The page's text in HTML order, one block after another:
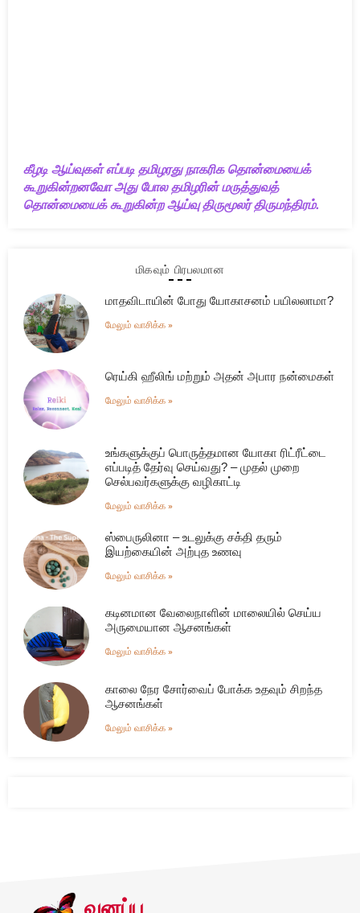
கீழடி ஆய்வுகள் எப்படி தமிழரது நாகரிக தொன்மையைக்
கூறுகின்றனவோ அது போல தமிழரின் மருத்துவத்
தொன்மையைக் கூறுகின்ற ஆய்வு திருமூலர் திருமந்திரம்.
மிகவும் பிரபலமான
மாதவிடாயின் போது யோகாசனம் பயிலலாமா?
மேலும் வாசிக்க »
ரெய்கி ஹீலிங் மற்றும் அதன் அபார நன்மைகள்
மேலும் வாசிக்க »
உங்களுக்குப் பொருத்தமான யோகா ரிட்ரீட்டை
எப்படித் தேர்வு செய்வது? – முதல் முறை
செல்பவர்களுக்கு வழிகாட்டி
மேலும் வாசிக்க »
ஸ்பைருலினா – உடலுக்கு சக்தி தரும்
இயற்கையின் அற்புத உணவு
மேலும் வாசிக்க »
கடினமான வேலைநாளின் மாலையில் செய்ய
அருமையான ஆசனங்கள்
மேலும் வாசிக்க »
காலை நேர சோர்வைப் போக்க உதவும் சிறந்த
ஆசனங்கள்
மேலும் வாசிக்க »